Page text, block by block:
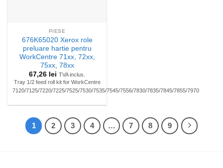
PIESE
676K65020 Xerox role
preluare hartie pentru
WorkCentre 71xx, 72xx,
75xx, 78xx
67,26 lei TVA inclus.
Tray 1/2 feed roll kit for WorkCentre
7120/7125/7220/7225/7525/7530/7535/7545/7556/7830/7835/7845/7855/7970
1 2 3 4 … 7 8 9